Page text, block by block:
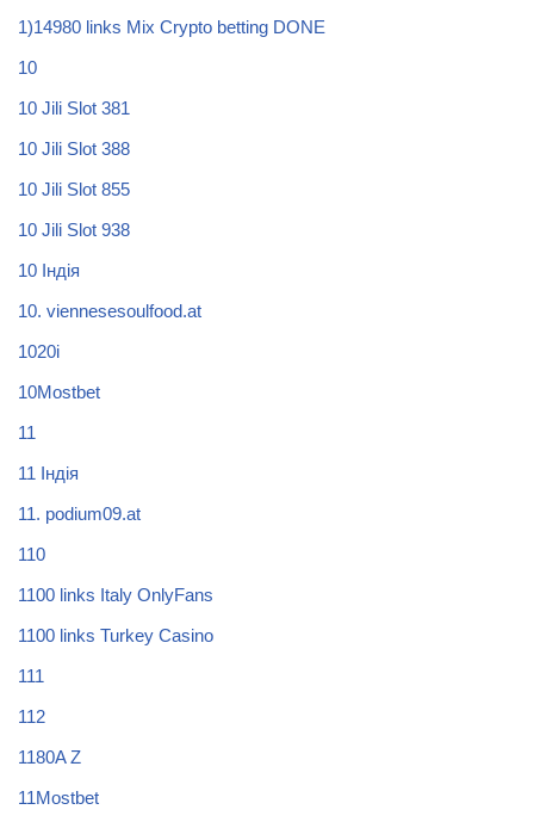
1)14980 links Mix Crypto betting DONE
10
10 Jili Slot 381
10 Jili Slot 388
10 Jili Slot 855
10 Jili Slot 938
10 Індія
10. viennesesoulfood.at
1020i
10Mostbet
11
11 Індія
11. podium09.at
110
1100 links Italy OnlyFans
1100 links Turkey Casino
111
112
1180A Z
11Mostbet